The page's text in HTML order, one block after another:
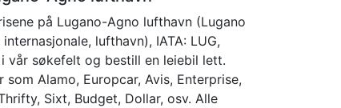
på Lugano-Agno lufthavn (Lugano
lufthavn), IATA: LUG,
vår søkefelt og bestill en leiebil lett.
Alamo, Europcar, Avis, Enterprise,
Sixt, Budget, Dollar, osv. Alle